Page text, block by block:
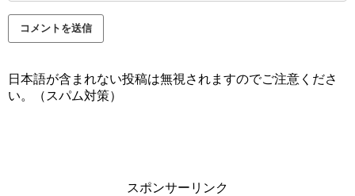
日本語が含まれない投稿は無視されますのでご注意くださ
い。（スパム対策）
スポンサーリンク